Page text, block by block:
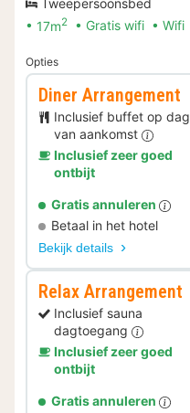
17m2 Gratis wifi Wifi
Opties
Diner Arrangement
Inclusief buffet op dag
van aankomst
Inclusief zeer goed
ontbijt
Gratis annuleren
Betaal in het hotel
Bekijk details
Relax Arrangement
Inclusief sauna
dagtoegang
Inclusief zeer goed
ontbijt
Gratis annuleren